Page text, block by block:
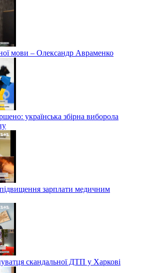
мови – Олександр Авраменко
українська збірна виборола
зарплати медичним
скандальної ДТП у Харкові